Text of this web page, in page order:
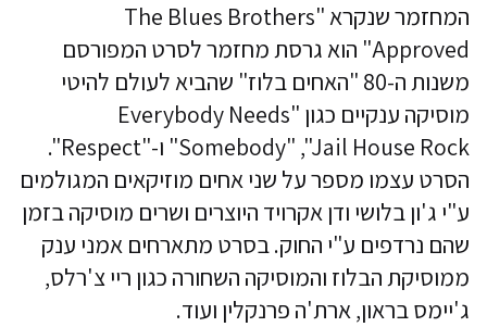
המחזמר שנקרא "The Blues Brothers
Approved" הוא גרסת מחזמר לסרט המפורסם
משנות ה-80 "האחים בלוז" שהביא לעולם להיטי
מוסיקה ענקיים כגון "Everybody Needs
Somebody" ,"Jail House Rock" ו-"Respect".
הסרט עצמו מספר על שני אחים מוזיקאים המגולמים
ע"י ג'ון בלושי ודן אקרויד היוצרים ושרים מוסיקה בזמן
שהם נרדפים ע"י החוק. בסרט מתארחים אמני ענק
ממוסיקת הבלוז והמוסיקה השחורה כגון ריי צ'רלס,
ג'יימס בראון, ארת'ה פרנקלין ועוד.